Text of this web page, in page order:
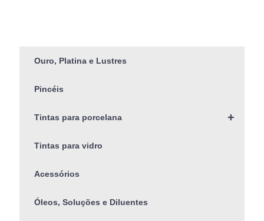
Ouro, Platina e Lustres
Pincéis
+
Tintas para porcelana
Tintas para vidro
Acessórios
Óleos, Soluções e Diluentes